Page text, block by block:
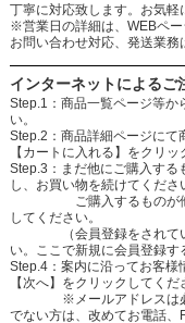
丁寧に対応致します。お気軽
※営業日の詳細は、WEBペー
お問い合わせ対応、発送業務
インターネットによるご
Step.1：商品一覧ページ等か
い。
Step.2：商品詳細ページにて
【カートに入れる】をクリッ
Step.3：まだ他にご購入する
し、お買い物を続けてくださ
ご購入するものが他に
してください。
（会員登録をされている
い。ここで新規に会員登録す
Step.4：案内に沿ってお客様
【次へ】をクリックしてくだ
※メールアドレスは必須
でない方は、改めてお電話、